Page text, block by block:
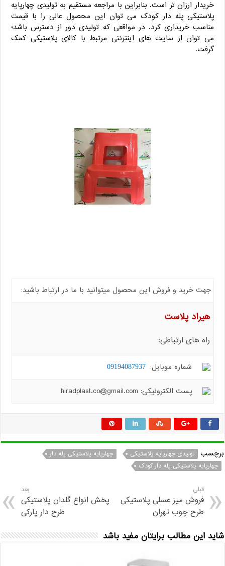
خریدار ارزان تر است. بنابراین با مراجعه مستقیم به تولیدی چهارپایه
پلاستیکی پله دار کودک می توان این محصول عالی را با قیمت
مناسب خریداری کرد. در مواقعی که تولیدی دور از دسترس باشد؛
می توان از سایت های اینترنتی مرتبط با کالای پلاستیکی کمک
گرفت.
جهت خرید و فروش این محصول میتوانید با ما در ارتباط باشید:
هیراد پلاست
راه های ارتباطی:
شماره موبایل: 09194087937
پست الکترونیکی: hiradplast.co@gmail.com
برچسب تولیدی چهارپایه پلاستیکی
چهارپایه پلاستیکی پله دار
چهارپایه پلاستیکی پله دار کودک
قبلی
فروش میز عسلی پلاستیکی
طرح چوب تهران
بعد
پخش انواع گلدان پلاستیکی
طرح دار پارکی
شاید این مطالب برایتان مفید باشد